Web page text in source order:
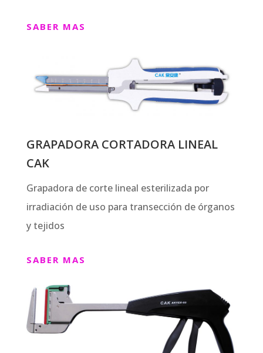
SABER MAS
GRAPADORA CORTADORA LINEAL
CAK
Grapadora de corte lineal esterilizada por
irradiación de uso para transección de órganos
y tejidos
SABER MAS